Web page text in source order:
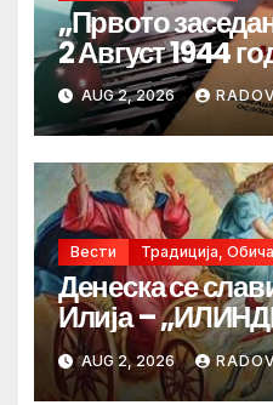
„Првото
2 Август 1944
AUG 2, 2026
Вести Традиција,
Денеска се
Илија –
AUG 2, 2026